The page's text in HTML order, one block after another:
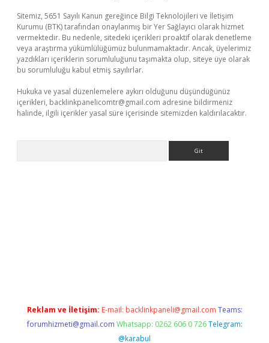
Sitemiz, 5651 Sayılı Kanun gereğince Bilgi Teknolojileri ve İletişim
Kurumu (BTK) tarafından onaylanmış bir Yer Sağlayıcı olarak hizmet
vermektedir. Bu nedenle, sitedeki içerikleri proaktif olarak denetleme
veya araştırma yükümlülüğümüz bulunmamaktadır. Ancak, üyelerimiz
yazdıkları içeriklerin sorumluluğunu taşımakta olup, siteye üye olarak
bu sorumluluğu kabul etmiş sayılırlar.
Hukuka ve yasal düzenlemelere aykırı olduğunu düşündüğünüz
içerikleri, backlinkpanelicomtr@gmail.com adresine bildirmeniz
halinde, ilgili içerikler yasal süre içerisinde sitemizden kaldırılacaktır.
Reklam ve İletişim: E-mail: backlinkpaneli@gmail.com Teams:
forumhizmeti@gmail.com Whatsapp: 0262 606 0 726 Telegram:
@karabul